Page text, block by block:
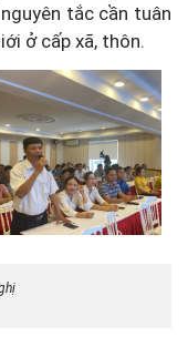
tắc cần tuân
ở cấp xã, thôn.